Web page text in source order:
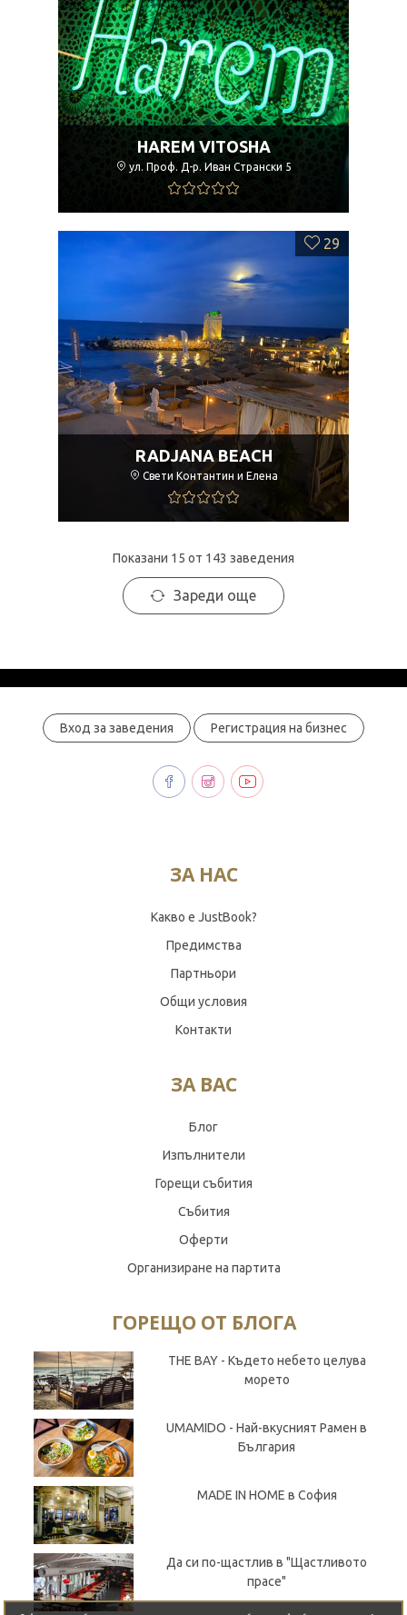
HAREM VITOSHA
ул. Проф. Д-р. Иван Странски 5
29
RADJANA BEACH
Свети Контантин и Елена
Показани 15 от 143 заведения
Зареди още
Вход за заведения Регистрация на бизнес
ЗА НАС
Какво е JustBook?
Предимства
Партньори
Общи условия
Контакти
ЗА ВАС
Блог
Изпълнители
Горещи събития
Събития
Оферти
Организиране на партита
ГОРЕЩО ОТ БЛОГА
THE BAY - Където небето целува
морето
UMAMIDO - Най-вкусният Рамен в
България
MADE IN HOME в София
Да си по-щастлив в "Щастливото
прасе"